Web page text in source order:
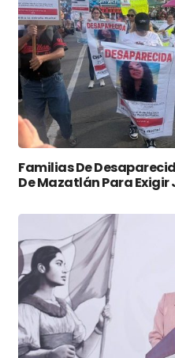
Familias De
De Mazatlán Para